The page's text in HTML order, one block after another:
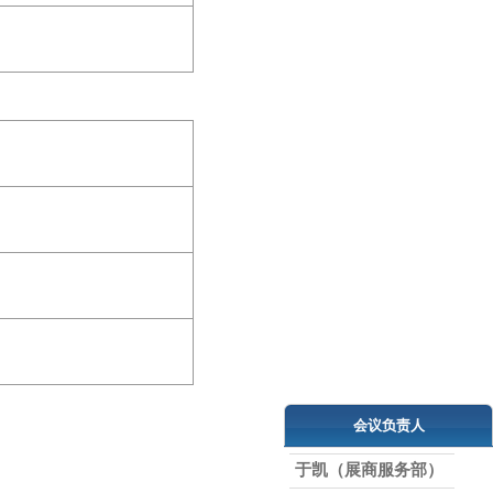
会议负责人
于凯（展商服务部）